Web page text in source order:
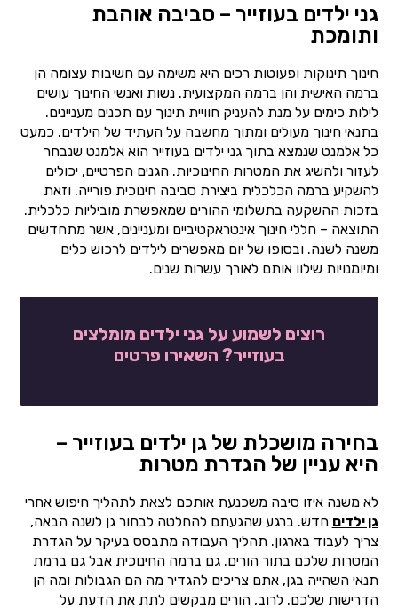
גני ילדים בעוזייר – סביבה אוהבת
ותומכת
חינוך תינוקות ופעוטות רכים היא משימה עם חשיבות עצומה הן
ברמה האישית והן ברמה המקצועית. נשות ואנשי החינוך עושים
לילות כימים על מנת להעניק חוויית תינוך עם תכנים מעניינים.
בתנאי חינוך מעולים ומתוך מחשבה על העתיד של הילדים. כמעט
כל אלמנט שנמצא בתוך גני ילדים בעוזייר הוא אלמנט שנבחר
לעזור ולהשיג את המטרות החינוכיות. הגנים הפרטיים, יכולים
להשקיע ברמה הכלכלית ביצירת סביבה חינוכית פורייה. וזאת
בזכות ההשקעה בתשלומי ההורים שמאפשרת מוביליות כלכלית.
התוצאה – חללי חינוך אינטראקטיביים ומעניינים, אשר מתחדשים
משנה לשנה. ובסופו של יום מאפשרים לילדים לרכוש כלים
ומיומנויות שילוו אותם לאורך עשרות שנים.
רוצים לשמוע על גני ילדים מומלצים
בעוזייר? השאירו פרטים
בחירה מושכלת של גן ילדים בעוזייר –
היא עניין של הגדרת מטרות
לא משנה איזו סיבה משכנעת אותכם לצאת לתהליך חיפוש אחרי
גן ילדים חדש. ברגע שהגעתם להחלטה לבחור גן לשנה הבאה,
צריך לעבוד בארגון. תהליך העבודה מתבסס בעיקר על הגדרת
המטרות שלכם בתור הורים. גם ברמה החינוכית אבל גם ברמת
תנאי השהייה בגן, אתם צריכים להגדיר מה הם הגבולות ומה הן
הדרישות שלכם. לרוב, הורים מבקשים לתת את הדעת על